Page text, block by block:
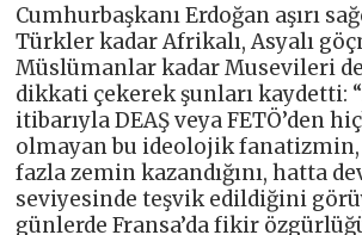
Cumhurbaşkanı Erdoğan aşırı
Türkler kadar Afrikalı, Asyalı
Müslümanlar kadar Musevileri de
dikkati çekerek şunları kaydetti:
itibarıyla DEAŞ veya FETÖ’den
olmayan bu ideolojik fanatizmin,
fazla zemin kazandığını, hatta
seviyesinde teşvik edildiğini
günlerde Fransa’da fikir